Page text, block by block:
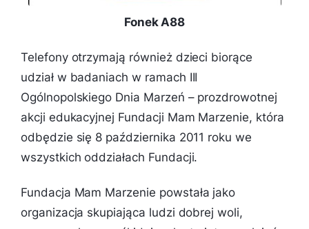
Fonek A88
Telefony otrzymają również dzieci biorące
udział w badaniach w ramach III
Ogólnopolskiego Dnia Marzeń – prozdrowotnej
akcji edukacyjnej Fundacji Mam Marzenie, która
odbędzie się 8 października 2011 roku we
wszystkich oddziałach Fundacji.
Fundacja Mam Marzenie powstała jako
organizacja skupiająca ludzi dobrej woli,